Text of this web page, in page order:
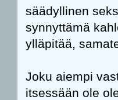
säädyllinen
synnyttämä
ylläpitää,
Joku aiempi
itsessään ole